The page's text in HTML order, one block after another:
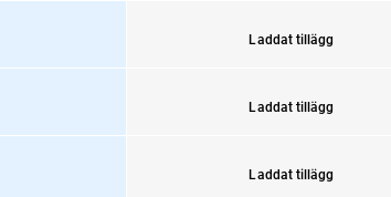
Laddat tillägg
Laddat tillägg
Laddat tillägg